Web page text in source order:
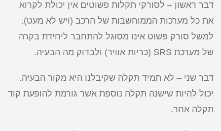
דבר ראשון – לסורקי תקלות פשוטים אין יכולת לקרוא
את כל מערכות הממוחשבות של הרכב (ויש לא מעט).
למשל סורק פשוט אינו מסוגל להתחבר ליחידת בקרה
של מערכת SRS (כריות אוויר) ולבדוק מה הבעיה.
דבר שני – לא תמיד תקלה שקיבלנו היא מקור הבעיה.
יכול להיות שישנה תקלה נוספת אשר גורמת להופעת קוד
תקלה אחר.